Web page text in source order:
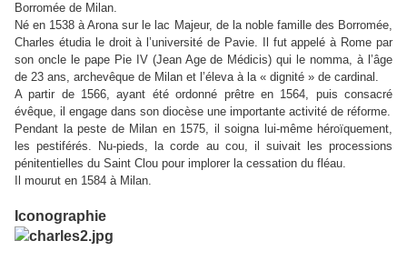
Borromée de Milan.
Né en 1538 à Arona sur le lac Majeur, de la noble famille des Borromée,
Charles étudia le droit à l’université de Pavie. Il fut appelé à Rome par
son oncle le pape Pie IV (Jean Age de Médicis) qui le nomma, à l’âge
de 23 ans, archevêque de Milan et l’éleva à la « dignité » de cardinal.
A partir de 1566, ayant été ordonné prêtre en 1564, puis consacré
évêque, il engage dans son diocèse une importante activité de réforme.
Pendant la peste de Milan en 1575, il soigna lui-même héroïquement,
les pestiférés. Nu-pieds, la corde au cou, il suivait les processions
pénitentielles du Saint Clou pour implorer la cessation du fléau.
Il mourut en 1584 à Milan.
Iconographie